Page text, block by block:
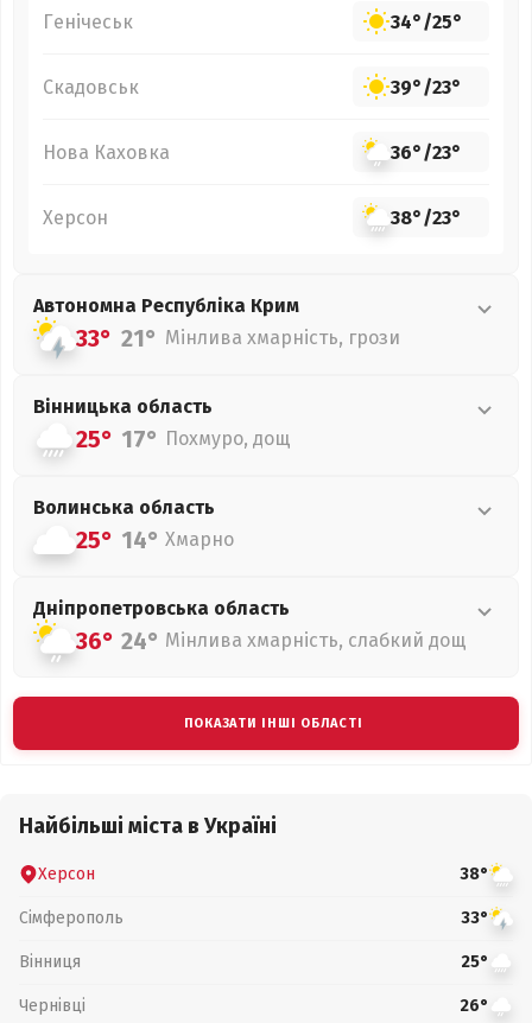
Генічеськ 34°/25°
Скадовськ 39°/23°
Нова Каховка 36°/23°
Херсон 38°/23°
Автономна Республіка Крим
33° 21° Мінлива хмарність, грози
Вінницька область
25° 17° Похмуро, дощ
Волинська область
25° 14° Хмарно
Дніпропетровська область
36° 24° Мінлива хмарність, слабкий дощ
ПОКАЗАТИ ІНШІ ОБЛАСТІ
Найбільші міста в Україні
Херсон 38°
Сімферополь 33°
Вінниця 25°
Чернівці 26°